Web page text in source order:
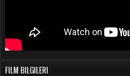
FILM BILGILERI